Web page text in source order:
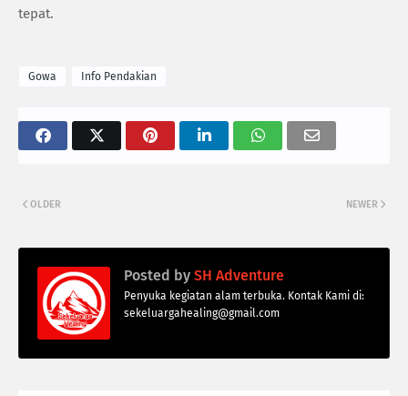
tepat.
Gowa Info Pendakian
NEWER
OLDER
Posted by SH Adventure
Penyuka kegiatan alam terbuka. Kontak Kami di:
sekeluargahealing@gmail.com